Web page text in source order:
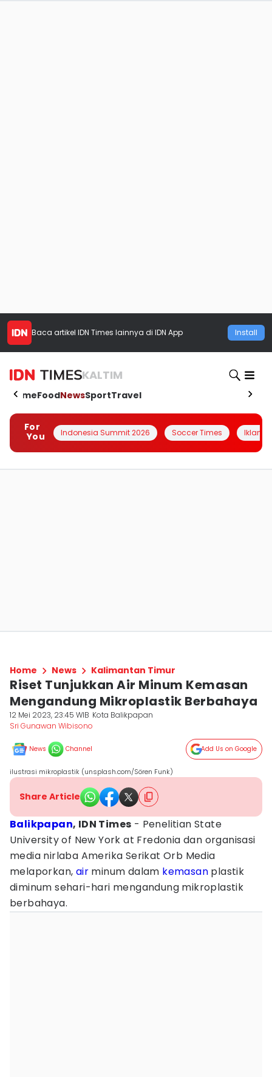
Baca artikel IDN Times lainnya di IDN App Install
KALTIM
HomeFoodNewsSportTravel
For
You
Indonesia Summit 2026 Soccer Times Iklanin
Home News Kalimantan Timur
Riset Tunjukkan Air Minum Kemasan
Mengandung Mikroplastik Berbahaya
12 Mei 2023, 23:45 WIB Kota Balikpapan
Sri Gunawan Wibisono
News Channel Add Us on Google
ilustrasi mikroplastik (unsplash.com/Sören Funk)
Share Article
Balikpapan, IDN Times - Penelitian State
University of New York at Fredonia dan organisasi
media nirlaba Amerika Serikat Orb Media
melaporkan, air minum dalam kemasan plastik
diminum sehari-hari mengandung mikroplastik
berbahaya.